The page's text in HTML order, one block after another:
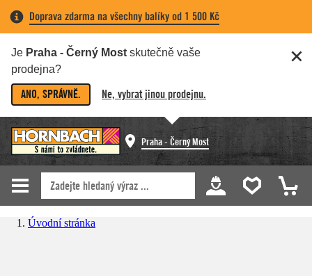
Doprava zdarma na všechny balíky od 1 500 Kč
Je Praha - Černý Most skutečně vaše
prodejna?
ANO, SPRÁVNĚ. Ne, vybrat jinou prodejnu.
Praha - Černý Most
Úvodní stránka